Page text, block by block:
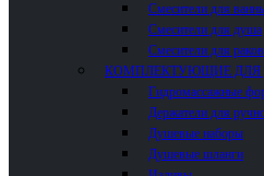
Смесители для
Смесители для душа
Смесители для
КОМПЛЕКТУЮЩИЕ ДЛЯ
Гидромассажные
Держатели для
Душевые наборы
Душевые шланги